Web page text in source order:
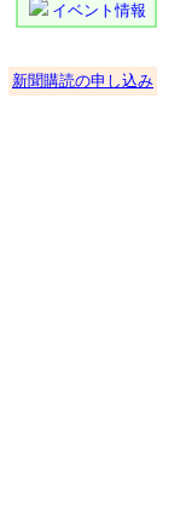
イベント情報
新聞購読の申し込み